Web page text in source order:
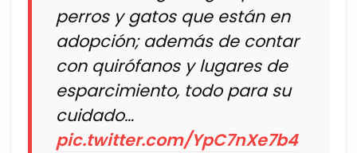
perros y gatos que están en
adopción; además de contar
con quirófanos y lugares de
esparcimiento, todo para su
cuidado…
pic.twitter.com/YpC7nXe7b4